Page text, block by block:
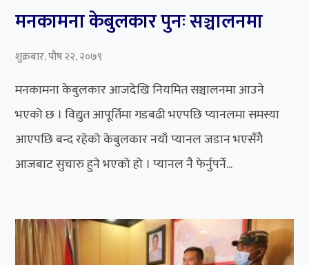
मनकामना केबुलकार पुनः सञ्चालनमा
शुक्रबार, पौष २२, २०७९
मनकामना केबुलकार आजदेखि नियमित सञ्चालनमा आउने
भएको छ । विद्युत आपूर्तिमा गडबढी भएपछि प्यानलमा समस्या
आएपछि बन्द रहेको केबुलकार नयाँ प्यानल जडान भएसँगै
आजबाट सुचारु हुने भएको हो । प्यानल नै फेर्नुपर्ने...